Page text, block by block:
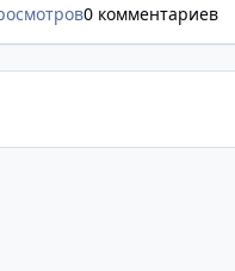
0 комментариев